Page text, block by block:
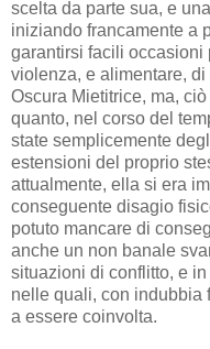
scelta da parte sua, e
iniziando francamente a
garantirsi facili occasioni
violenza, e alimentare,
Oscura Mietitrice, ma,
quanto, nel corso del
state semplicemente
estensioni del proprio
attualmente, ella si era
conseguente disagio
potuto mancare di
anche un non banale
situazioni di conflitto, e
nelle quali, con indubbia
a essere coinvolta.